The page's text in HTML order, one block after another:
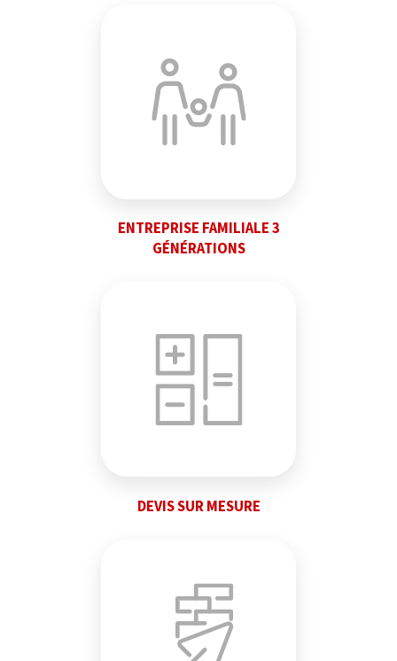
ENTREPRISE FAMILIALE 3
GÉNÉRATIONS
DEVIS SUR MESURE